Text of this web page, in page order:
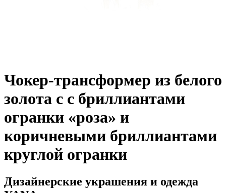
Чокер-трансформер из белого
золота с с бриллиантами
огранки «роза» и
коричневыми бриллиантами
круглой огранки
Дизайнерские украшения и одежда